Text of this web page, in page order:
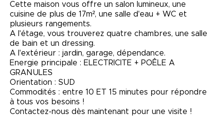
Cette maison vous offre un salon lumineux, une
cuisine de plus de 17m², une salle d'eau + WC et
plusieurs rangements.
A l'étage, vous trouverez quatre chambres, une salle
de bain et un dressing.
A l'extérieur : jardin, garage, dépendance.
Energie principale : ELECTRICITE + POÊLE A
GRANULES
Orientation : SUD
Commodités : entre 10 ET 15 minutes pour répondre
à tous vos besoins !
Contactez-nous dès maintenant pour une visite !